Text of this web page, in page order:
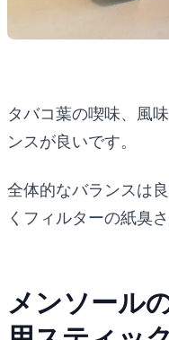
タバコ葉の喫味、風
ンスが良いです。
全体的なバランスは
くフィルターの紙臭
メンソール